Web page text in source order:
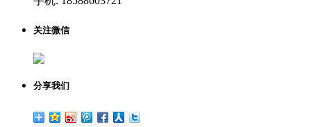
关注微信
分享我们